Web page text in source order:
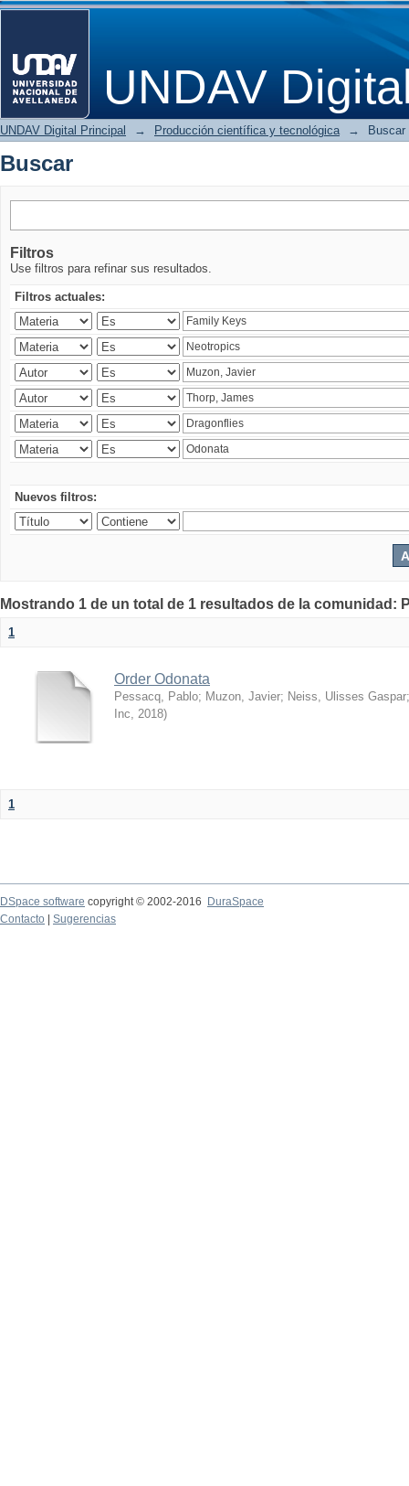
UNDAV
Buscar
UNDAV Digital Principal → Producción científica y tecnológica → Buscar
Buscar
Filtros
Use filtros para refinar sus resultados.
Filtros actuales:
Nuevos filtros:
Mostrando 1 de un total de 1 resultados de la
1
Order Odonata
Pessacq, Pablo; Muzon, Javier; Neiss, Ulisses Gaspar
Inc, 2018)
1
DSpace software copyright © 2002-2016
DuraSpace
Contacto
Sugerencias